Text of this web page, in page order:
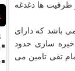
ظرفیت ها دغدغه
باشد كه دارای
ذخیره سازی حدود
از خط لوله هشت اینچ منشعب از خط 20 اینچ شاهرود، امام تقی تامین می